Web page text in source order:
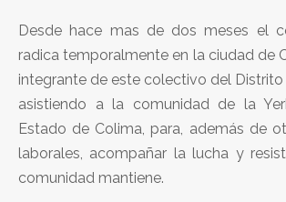
Desde hace mas de dos meses el
radica temporalmente en la ciudad de
integrante de este colectivo del Distrito
asistiendo a la comunidad de la
Estado de Colima, para, además de
laborales, acompañar la lucha y
comunidad mantiene.